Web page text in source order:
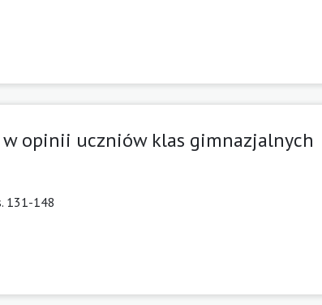
w opinii uczniów klas gimnazjalnych
131-148